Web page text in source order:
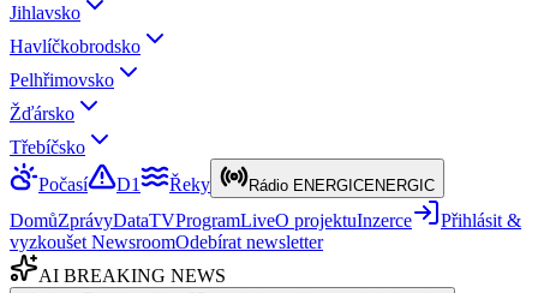
Jihlavsko
Havlíčkobrodsko
Pelhřimovsko
Žďársko
Třebíčsko
Počasí
D1 Řeky Rádio ENERGICENERGIC
DomůZprávyDataTVProgramLiveO projektuInzerce
Přihlásit &
vyzkoušet NewsroomOdebírat newsletter
AI BREAKING NEWS